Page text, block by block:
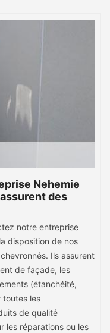
Nehemie
des
notre entreprise
disposition de nos
Ils assurent
de façade, les
(étanchéité,
toutes les
de qualité
les réparations ou les